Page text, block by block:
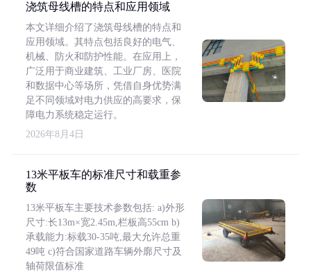
浇筑母线槽的特点和应用领域
本文详细介绍了浇筑母线槽的特点和
应用领域。其特点包括良好的电气、
机械、防火和防护性能。在应用上，
广泛用于商业建筑、工业厂房、医院
和数据中心等场所，凭借自身优势满
足不同领域对电力供应的高要求，保
障电力系统稳定运行。
2026年8月4日
13米平板车的标准尺寸和载重参
数
13米平板车主要技术参数包括: a)外形
尺寸:长13m×宽2.45m,栏板高55cm b)
承载能力:标载30-35吨,最大允许总重
49吨 c)符合国家道路车辆外廓尺寸及
轴荷限值标准